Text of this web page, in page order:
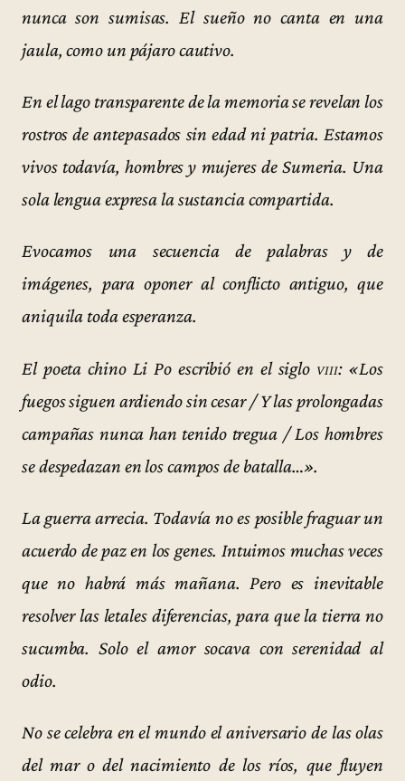
nunca son sumisas. El sueño no canta en una
jaula, como un pájaro cautivo.
En el lago transparente de la memoria se revelan los
rostros de antepasados sin edad ni patria. Estamos
vivos todavía, hombres y mujeres de Sumeria. Una
sola lengua expresa la sustancia compartida.
Evocamos una secuencia de palabras y de
imágenes, para oponer al conflicto antiguo, que
aniquila toda esperanza.
El poeta chino Li Po escribió en el siglo viii: «Los
fuegos siguen ardiendo sin cesar / Y las prolongadas
campañas nunca han tenido tregua / Los hombres
se despedazan en los campos de batalla…».
La guerra arrecia. Todavía no es posible fraguar un
acuerdo de paz en los genes. Intuimos muchas veces
que no habrá más mañana. Pero es inevitable
resolver las letales diferencias, para que la tierra no
sucumba. Solo el amor socava con serenidad al
odio.
No se celebra en el mundo el aniversario de las olas
del mar o del nacimiento de los ríos, que fluyen